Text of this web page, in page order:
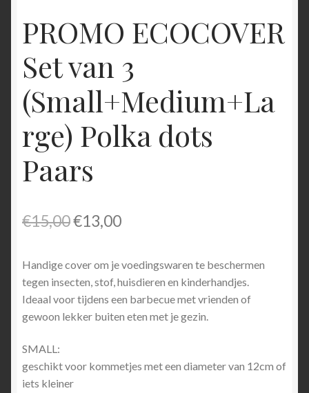
PROMO ECOCOVER
Set van 3
(Small+Medium+La
rge) Polka dots
Paars
€15,00Oorspronkelijke
was:
€15,00.
€13,00Huidige
is:
€13,00.
Handige cover om je voedingswaren te beschermen
tegen insecten, stof, huisdieren en kinderhandjes.
Ideaal voor tijdens een barbecue met vrienden of
gewoon lekker buiten eten met je gezin.
SMALL:
geschikt voor kommetjes met een diameter van 12cm of
iets kleiner